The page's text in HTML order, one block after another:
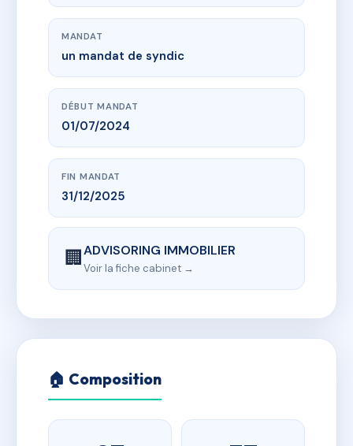
MANDAT
un mandat de syndic
DÉBUT MANDAT
01/07/2024
FIN MANDAT
31/12/2025
🏢ADVISORING IMMOBILIER
Voir la fiche cabinet →
🏠 Composition